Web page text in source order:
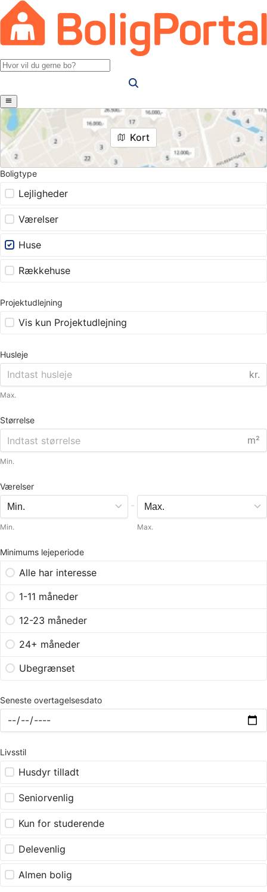
Kort
Boligtype
Lejligheder
Værelser
Huse
Rækkehuse
Projektudlejning
Vis kun Projektudlejning
Husleje
kr.
Max.
Størrelse
m²
Min.
Værelser
Min.
-
Max.
Minimums lejeperiode
Alle har interesse
1-11 måneder
12-23 måneder
24+ måneder
Ubegrænset
Seneste overtagelsesdato
Livsstil
Husdyr tilladt
Seniorvenlig
Kun for studerende
Delevenlig
Almen bolig